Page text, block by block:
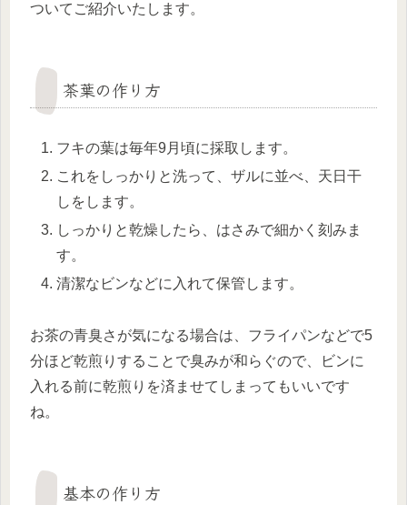
ついてご紹介いたします。
茶葉の作り方
フキの葉は毎年9月頃に採取します。
これをしっかりと洗って、ザルに並べ、天日干
しをします。
しっかりと乾燥したら、はさみで細かく刻みま
す。
清潔なビンなどに入れて保管します。
お茶の青臭さが気になる場合は、フライパンなどで5
分ほど乾煎りすることで臭みが和らぐので、ビンに
入れる前に乾煎りを済ませてしまってもいいです
ね。
基本の作り方